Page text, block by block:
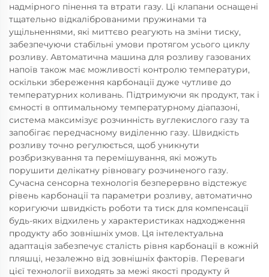
надмірного пінення та втрати газу. Ці клапани оснащені
тщательно відкаліброваними пружинами та
ущільненнями, які миттєво реагують на зміни тиску,
забезпечуючи стабільні умови протягом усього циклу
розливу. Автоматична машина для розливу газованих
напоїв також має можливості контролю температури,
оскільки збереження карбонації дуже чутливе до
температурних коливань. Підтримуючи як продукт, так і
ємності в оптимальному температурному діапазоні,
система максимізує розчинність вуглекислого газу та
запобігає передчасному виділенню газу. Швидкість
розливу точно регулюється, щоб уникнути
розбризкування та перемішування, які можуть
порушити делікатну рівновагу розчиненого газу.
Сучасна сенсорна технологія безперервно відстежує
рівень карбонації та параметри розливу, автоматично
коригуючи швидкість роботи та тиск для компенсації
будь-яких відхилень у характеристиках надходження
продукту або зовнішніх умов. Ця інтелектуальна
адаптація забезпечує сталість рівня карбонації в кожній
пляшці, незалежно від зовнішніх факторів. Переваги
цієї технології виходять за межі якості продукту й